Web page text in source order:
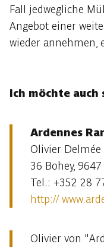
Fall jedwegliche
Angebot einer
wieder annehmen,
Ich möchte auch
Ardennes
Olivier Delmée
36 Bohey,
Tel.: +352 28
http://
Olivier von